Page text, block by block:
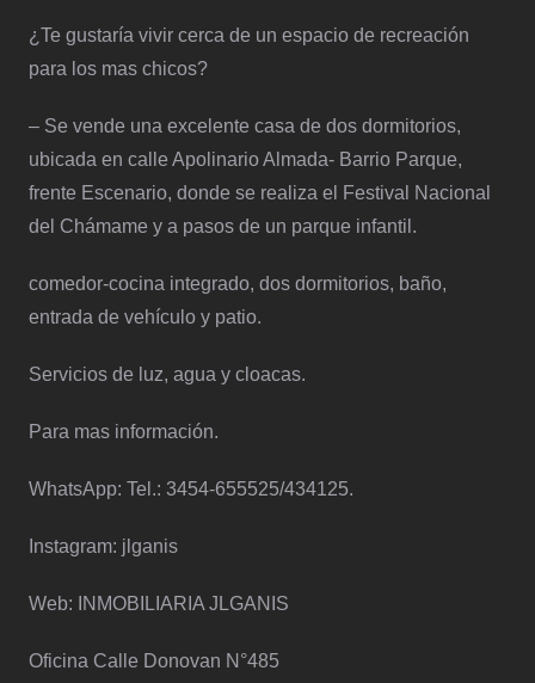
¿Te gustaría vivir cerca de un espacio de recreación
para los mas chicos?
– Se vende una excelente casa de dos dormitorios,
ubicada en calle Apolinario Almada- Barrio Parque,
frente Escenario, donde se realiza el Festival Nacional
del Chámame y a pasos de un parque infantil.
comedor-cocina integrado, dos dormitorios, baño,
entrada de vehículo y patio.
Servicios de luz, agua y cloacas.
Para mas información.
WhatsApp: Tel.: 3454-655525/434125.
Instagram: jlganis
Web: INMOBILIARIA JLGANIS
Oficina Calle Donovan N°485